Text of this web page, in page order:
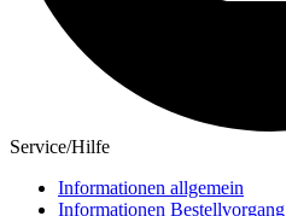
Service/Hilfe
Informationen allgemein
Informationen Bestellvorgang